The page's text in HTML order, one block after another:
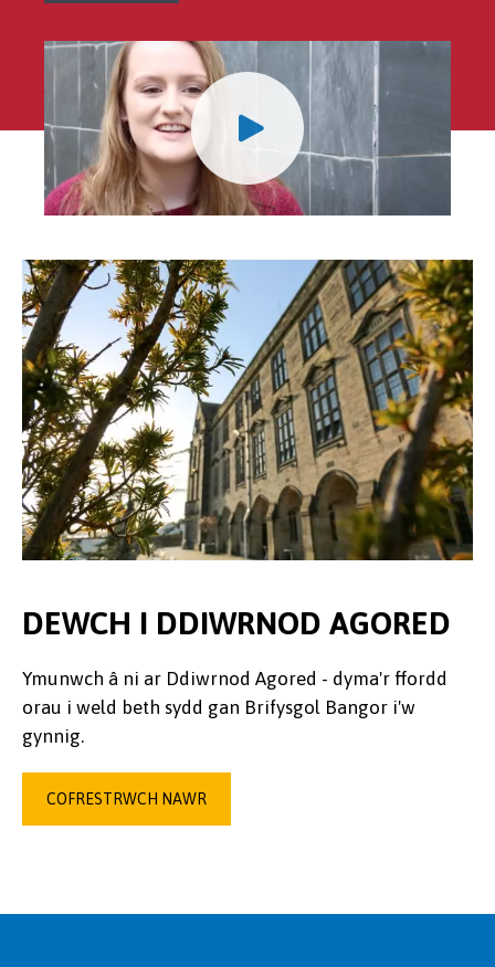
DEWCH I DDIWRNOD AGORED
Ymunwch â ni ar Ddiwrnod Agored - dyma'r ffordd
orau i weld beth sydd gan Brifysgol Bangor i'w
gynnig.
COFRESTRWCH NAWR